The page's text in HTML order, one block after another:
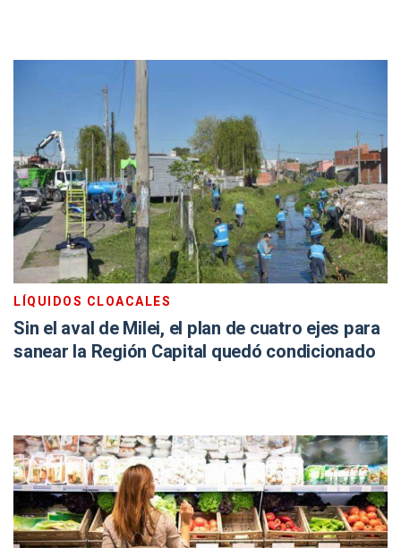
LÍQUIDOS CLOACALES
Sin el aval de Milei, el plan de cuatro ejes para
sanear la Región Capital quedó condicionado